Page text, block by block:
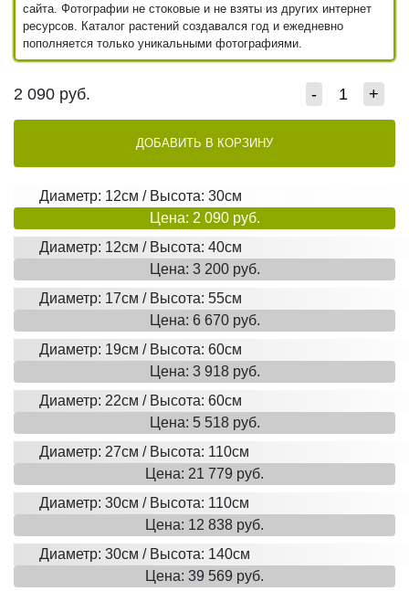
сайта. Фотографии не стоковые и не взяты из других интернет
ресурсов. Каталог растений создавался год и ежедневно
пополняется только уникальными фотографиями.
2 090 руб. - +
ДОБАВИТЬ В КОРЗИНУ
Диаметр: 12см / Высота: 30см
Цена: 2 090 руб.
Диаметр: 12см / Высота: 40см
Цена: 3 200 руб.
Диаметр: 17см / Высота: 55см
Цена: 6 670 руб.
Диаметр: 19см / Высота: 60см
Цена: 3 918 руб.
Диаметр: 22см / Высота: 60см
Цена: 5 518 руб.
Диаметр: 27см / Высота: 110см
Цена: 21 779 руб.
Диаметр: 30см / Высота: 110см
Цена: 12 838 руб.
Диаметр: 30см / Высота: 140см
Цена: 39 569 руб.